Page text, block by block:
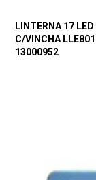
LINTERNA 17
C/VINCHA
13000952